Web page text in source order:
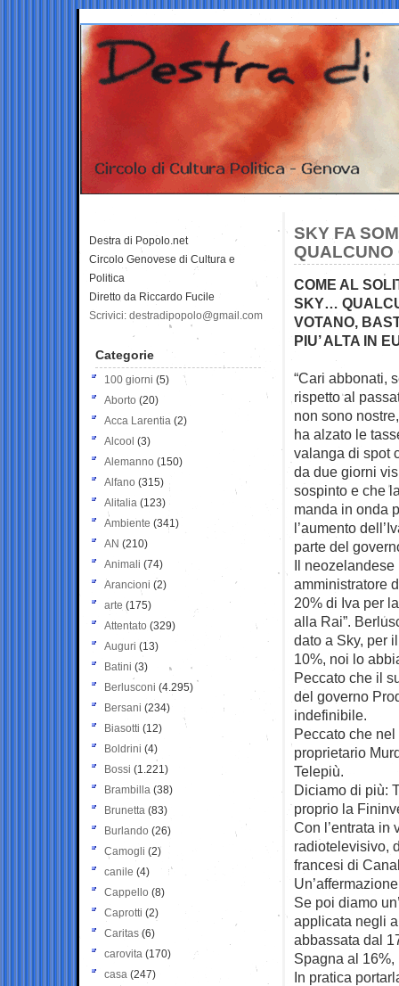
SKY FA
COME AL
SKY…
VOTANO,
PIU’ ALTA IN
“Cari abbonati,
rispetto al
non sono
ha alzato le
valanga di spot
da due giorni
sospinto e che
manda in onda
l’aumento
parte del
Il neozelandese
amministratore
20% di Iva per
alla Rai”.
dato a Sky, per
10%, noi lo
Peccato che il
del governo
indefinibile.
Peccato che
proprietario
Telepiù.
Diciamo di più:
proprio la
Con l’entrata in
radiotelevisivo,
francesi di
Se poi diamo
applicata negli
abbassata dal
Spagna al 16%,
In pratica
Destra di Popolo.net
Circolo Genovese di Cultura e
Politica
Diretto da Riccardo Fucile
Scrivici: destradipopolo@gmail.com
Categorie
100 giorni (5)
Aborto (20)
Acca Larentia (2)
Alcool (3)
Alemanno (150)
Alfano (315)
Alitalia (123)
Ambiente (341)
AN (210)
Animali (74)
Arancioni (2)
arte (175)
Attentato (329)
Auguri (13)
Batini (3)
Berlusconi (4.295)
Bersani (234)
Biasotti (12)
Boldrini (4)
Bossi (1.221)
Brambilla (38)
Brunetta (83)
Burlando (26)
Camogli (2)
canile (4)
Cappello (8)
Caprotti (2)
Caritas (6)
carovita (170)
casa (247)